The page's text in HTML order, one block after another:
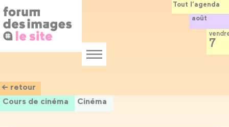
au
contenu
principal
Menu
← retour
Cours de cinéma
Cinéma
Tout l’agenda
août
7